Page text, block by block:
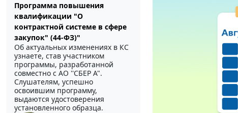
Программа повышения
квалификации "О
контрактной системе в сфере
закупок" (44-ФЗ)"
Об актуальных изменениях в КС
узнаете, став участником
программы, разработанной
совместно с АО ''СБЕР А".
Слушателям, успешно
освоившим программу,
выдаются удостоверения
установленного образца.